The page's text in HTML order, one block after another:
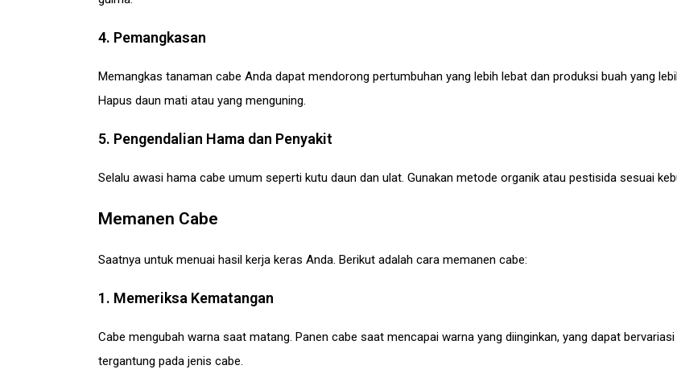
4. Pemangkasan
Memangkas tanaman cabe Anda dapat mendorong pertumbuhan yang lebih lebat dan produksi buah yang
Hapus daun mati atau yang menguning.
5. Pengendalian Hama dan Penyakit
Selalu awasi hama cabe umum seperti kutu daun dan ulat. Gunakan metode organik atau pestisida sesuai
Memanen Cabe
Saatnya untuk menuai hasil kerja keras Anda. Berikut adalah cara memanen cabe:
1. Memeriksa Kematangan
Cabe mengubah warna saat matang. Panen cabe saat mencapai warna yang diinginkan, yang dapat bervariasi
tergantung pada jenis cabe.